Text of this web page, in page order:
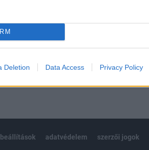
Deletion Data Access Privacy Policy
adatvédelem szerzői jogok